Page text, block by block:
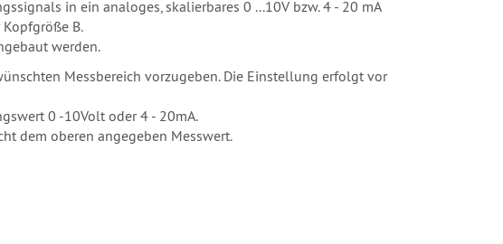
in ein analoges, skalierbares 0 ...10V bzw. 4 - 20 mA
B.
werden.
Messbereich vorzugeben. Die Einstellung erfolgt vor
0 -10Volt oder 4 - 20mA.
dem oberen angegeben Messwert.